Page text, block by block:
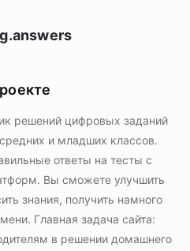
решений цифровых заданий
и младших классов.
ответы на тесты с
Вы сможете улучшить
знания, получить намного
Главная задача сайта:
в решении домашнего